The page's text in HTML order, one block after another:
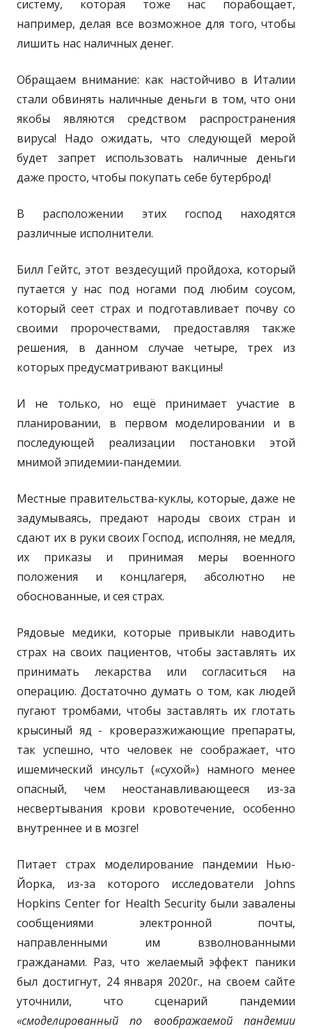
систему, которая тоже нас порабощает,
например, делая все возможное для того, чтобы
лишить нас наличных денег.
Обращаем внимание: как настойчиво в Италии
стали обвинять наличные деньги в том, что они
якобы являются средством распространения
вируса! Надо ожидать, что следующей мерой
будет запрет использовать наличные деньги
даже просто, чтобы покупать себе бутерброд!
В расположении этих господ находятся
различные исполнители.
Билл Гейтс, этот вездесущий пройдоха, который
путается у нас под ногами под любим соусом,
который сеет страх и подготавливает почву со
своими пророчествами, предоставляя также
решения, в данном случае четыре, трех из
которых предусматривают вакцины!
И не только, но ещё принимает участие в
планировании, в первом моделировании и в
последующей реализации постановки этой
мнимой эпидемии-пандемии.
Местные правительства-куклы, которые, даже не
задумываясь, предают народы своих стран и
сдают их в руки своих Господ, исполняя, не медля,
их приказы и принимая меры военного
положения и концлагеря, абсолютно не
обоснованные, и сея страх.
Рядовые медики, которые привыкли наводить
страх на своих пациентов, чтобы заставлять их
принимать лекарства или согласиться на
операцию. Достаточно думать о том, как людей
пугают тромбами, чтобы заставлять их глотать
крысиный яд - кроверазжижающие препараты,
так успешно, что человек не соображает, что
ишемический инсульт («сухой») намного менее
опасный, чем неостанавливающееся из-за
несвертывания крови кровотечение, особенно
внутреннее и в мозге!
Питает страх моделирование пандемии Нью-
Йорка, из-за которого исследователи Johns
Hopkins Center for Health Security были завалены
сообщениями электронной почты,
направленными им взволнованными
гражданами. Раз, что желаемый эффект паники
был достигнут, 24 января 2020г., на своем сайте
уточнили, что сценарий пандемии
«смоделированный по воображаемой пандемии